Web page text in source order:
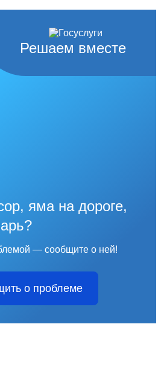
Решаем вместе
яма на дороге,
— сообщите о ней!
о проблеме